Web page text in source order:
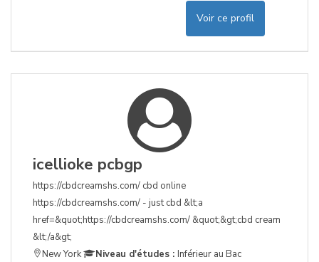
Voir ce profil
icellioke pcbgp
https://cbdcreamshs.com/ cbd online
https://cbdcreamshs.com/ - just cbd &lt;a
href=&quot;https://cbdcreamshs.com/ &quot;&gt;cbd cream
&lt;/a&gt;
New York
Niveau d'études : Inférieur au Bac